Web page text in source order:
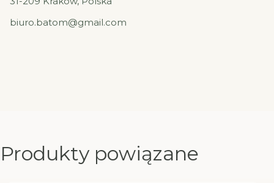
biuro.batom@gmail.com
Produkty powiązane